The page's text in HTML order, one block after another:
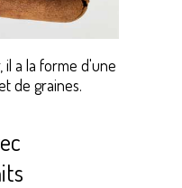
il a la forme d'une
de graines.